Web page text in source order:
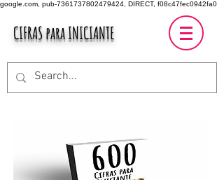
google.com, pub-7361737802479424, DIRECT, f08c47fec0942fa0
CIFRAS para INICIANTE